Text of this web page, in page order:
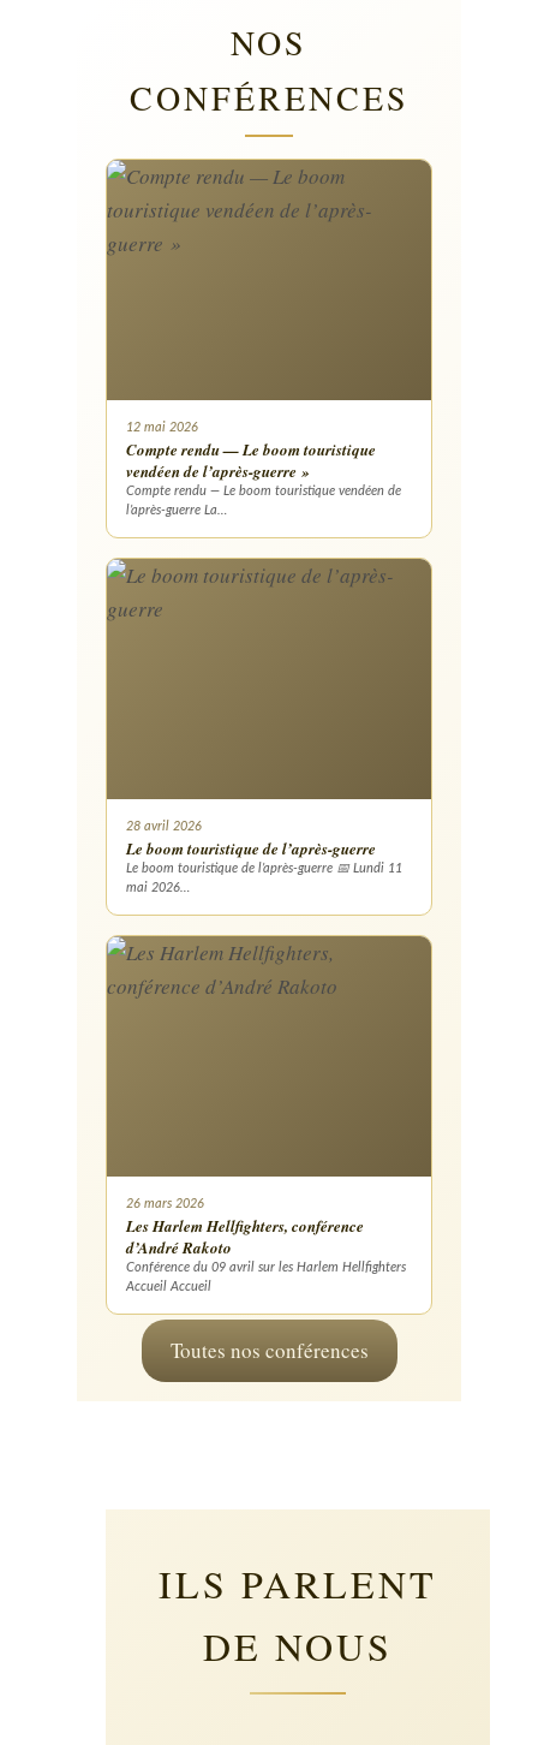
NOS
CONFÉRENCES
12 mai 2026
Compte rendu — Le boom touristique
vendéen de l’après-guerre »
Compte rendu — Le boom touristique vendéen de
l’après-guerre La…
28 avril 2026
Le boom touristique de l’après-guerre
Le boom touristique de l’après-guerre 📅 Lundi 11
mai 2026…
26 mars 2026
Les Harlem Hellfighters, conférence
d’André Rakoto
Conférence du 09 avril sur les Harlem Hellfighters
Accueil Accueil
Toutes nos conférences
ILS PARLENT
DE NOUS